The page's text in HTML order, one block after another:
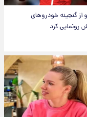
از گنجینه خودروهای
رونمایی کرد